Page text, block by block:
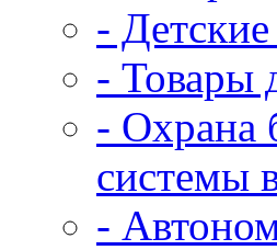
-
- Товары
- Охрана
системы
-